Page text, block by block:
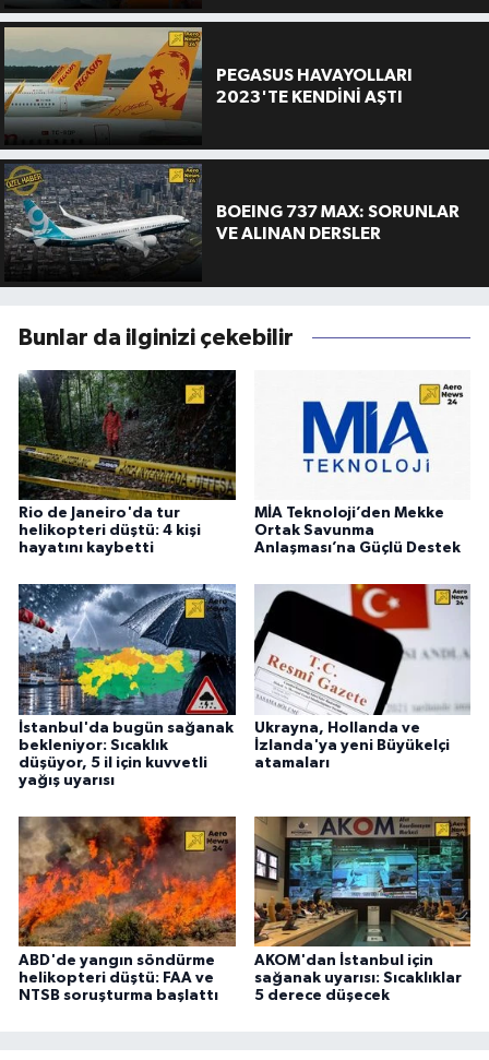
PEGASUS HAVAYOLLARI
2023'TE KENDİNİ AŞTI
BOEING 737 MAX: SORUNLAR
VE ALINAN DERSLER
Bunlar da ilginizi çekebilir
Rio de Janeiro'da tur
helikopteri düştü: 4 kişi
hayatını kaybetti
MİA Teknoloji’den Mekke
Ortak Savunma
Anlaşması’na Güçlü Destek
İstanbul'da bugün sağanak
bekleniyor: Sıcaklık
düşüyor, 5 il için kuvvetli
yağış uyarısı
Ukrayna, Hollanda ve
İzlanda'ya yeni Büyükelçi
atamaları
ABD'de yangın söndürme
helikopteri düştü: FAA ve
NTSB soruşturma başlattı
AKOM'dan İstanbul için
sağanak uyarısı: Sıcaklıklar
5 derece düşecek